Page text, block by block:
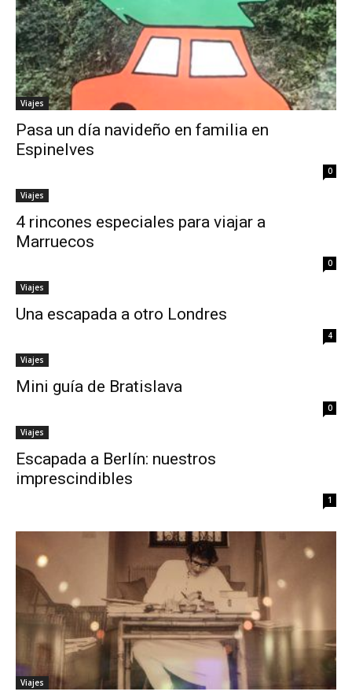
Viajes
Pasa un día navideño en familia en
Espinelves
0
Viajes
4 rincones especiales para viajar a
Marruecos
0
Viajes
Una escapada a otro Londres
4
Viajes
Mini guía de Bratislava
0
Viajes
Escapada a Berlín: nuestros
imprescindibles
1
Viajes